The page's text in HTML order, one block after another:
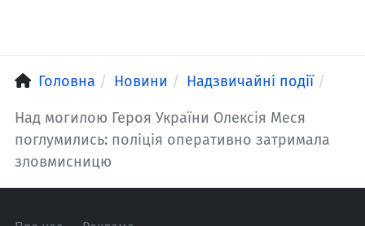
Головна Новини Надзвичайні події
Над могилою Героя України Олексія Меся
поглумились: поліція оперативно затримала
зловмисницю